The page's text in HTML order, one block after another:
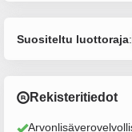
Suositeltu luottoraja:
Rekisteritiedot